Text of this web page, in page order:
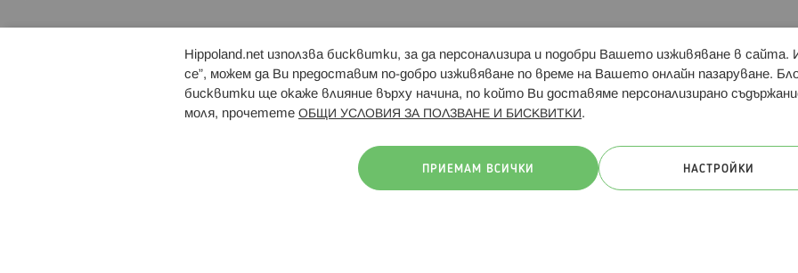
Брошури Магазини Свързани сайтове: Hippoland.ro
Hippoland.net използва бисквитки, за да персонализира и подобри Вашето изживяване в
се”, можем да Ви предоставим по-добро изживяване по време на Вашето онлайн пазаруване.
бисквитки ще окаже влияние върху начина, по който Ви доставяме персонализирано
моля, прочетете ОБЩИ УСЛОВИЯ ЗА ПОЛЗВАНЕ И БИСКВИТКИ .
ПРИЕМАМ ВСИЧКИ НАСТРОЙКИ